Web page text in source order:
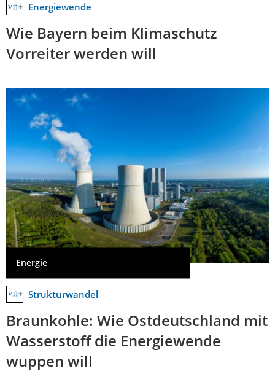
Energiewende
Wie Bayern beim Klimaschutz
Vorreiter werden will
Energie
Strukturwandel
Braunkohle: Wie Ostdeutschland mit
Wasserstoff die Energiewende
wuppen will